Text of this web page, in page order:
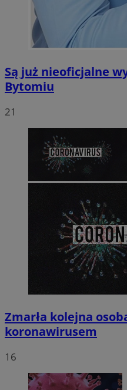
Są już nieoficjalne
Bytomiu
21
Zmarła kolejna
koronawirusem
16